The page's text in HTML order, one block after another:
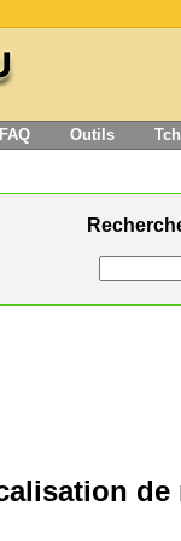
FAQ Outils
de